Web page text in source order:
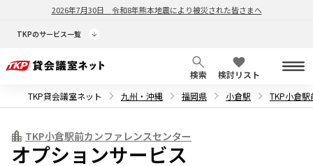
2026年7月30日 令和8年熊本地震により被災された皆さまへ
TKPのサービス一覧
検索
検討リスト
TKP貸会議室ネット
九州・沖縄 福岡県 小倉駅 TKP小倉
TKP小倉駅前カンファレンスセンター
オプションサービス